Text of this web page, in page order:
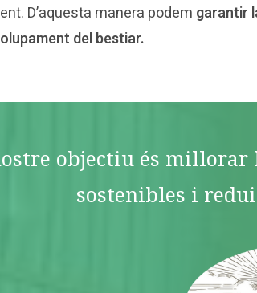
D’aquesta manera podem garantir
del bestiar.
objectiu és
sostenibles i